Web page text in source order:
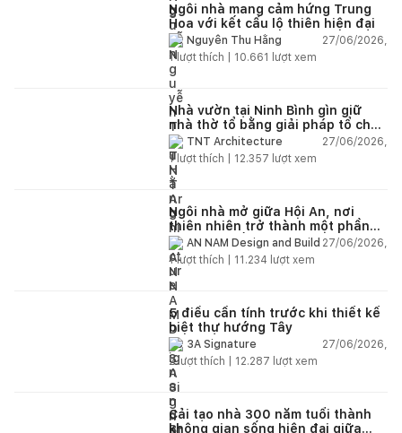
Ngôi nhà mang cảm hứng Trung
Hoa với kết cấu lộ thiên hiện đại
Nguyễn Thu Hằng
27/06/2026,
1lượt thích | 10.661 lượt xem
Nhà vườn tại Ninh Bình gìn giữ
nhà thờ tổ bằng giải pháp tổ chức
lại không gian
TNT Architecture
27/06/2026,
1lượt thích | 12.357 lượt xem
Ngôi nhà mở giữa Hội An, nơi
thiên nhiên trở thành một phần
của cuộc sống
AN NAM Design and Build 27/06/2026,
1lượt thích | 11.234 lượt xem
5 điều cần tính trước khi thiết kế
biệt thự hướng Tây
3A Signature
27/06/2026,
2lượt thích | 12.287 lượt xem
Cải tạo nhà 300 năm tuổi thành
không gian sống hiện đại giữa